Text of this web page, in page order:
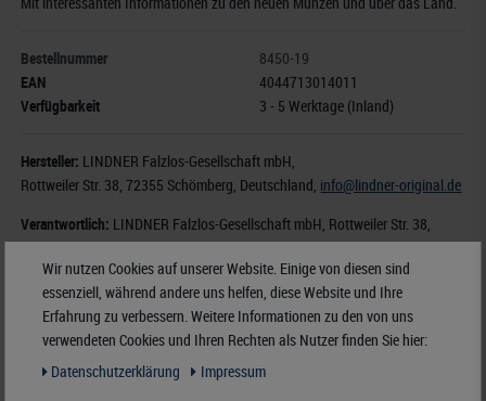
Bestellnummer
8450-19
EAN
4044713014011
Verfügbarkeit
3 - 5 Werktage (Inland)
Hersteller: LINDNER Falzlos-Gesellschaft mbH,
Rottweiler Str. 38, 72355 Schömberg, Deutschland, info@lindner-original.de
Verantwortlich: LINDNER Falzlos-Gesellschaft mbH, Rottweiler Str. 38,
72355 Schömberg,Deutschland, E-Mail:info@lindner-original.de
Nicht für Kinder unter 3 Jahren geeignet!
6,50 €
Versandkosten
Wir nutzen Cookies auf unserer Website. Einige von diesen sind
essenziell, während andere uns helfen, diese Website und Ihre
Erfahrung zu verbessern. Weitere Informationen zu den von uns
verwendeten Cookies und Ihren Rechten als Nutzer finden Sie hier:
Daten­schutz­erklärung
Impressum